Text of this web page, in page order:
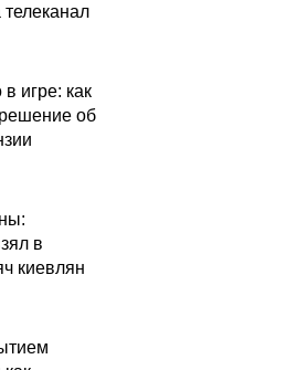
телеканал
игре: как
об
в
киевлян